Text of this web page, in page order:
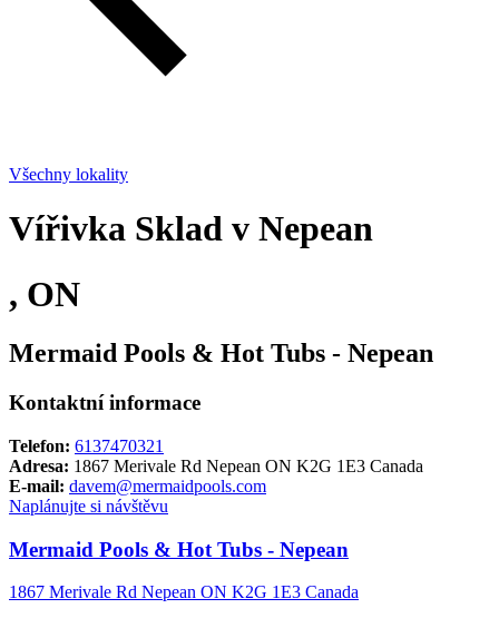
Všechny lokality
Vířivka Sklad v Nepean
, ON
Mermaid Pools & Hot Tubs - Nepean
Kontaktní informace
Telefon: 6137470321
Adresa: 1867 Merivale Rd Nepean ON K2G 1E3 Canada
E-mail: davem@mermaidpools.com
Naplánujte si návštěvu
Mermaid Pools & Hot Tubs - Nepean
1867 Merivale Rd Nepean ON K2G 1E3 Canada